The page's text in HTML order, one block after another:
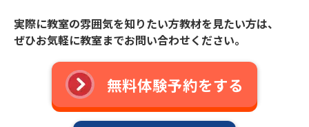
実際に教室の雰囲気を知りたい方教材を見たい方は、
ぜひお気軽に教室までお問い合わせください。
無料体験予約をする